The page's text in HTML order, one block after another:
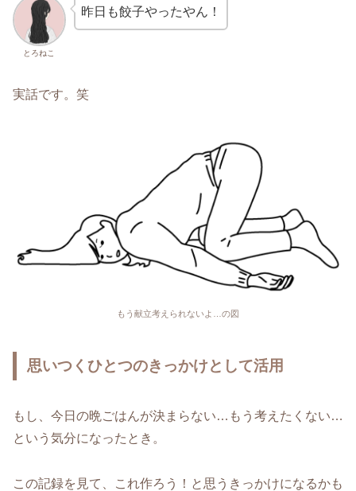
とろねこ
昨日も餃子やったやん！
実話です。笑
もう献立考えられないよ…の図
思いつくひとつのきっかけとして活用
もし、今日の晩ごはんが決まらない…もう考えたくない…
という気分になったとき。
この記録を見て、これ作ろう！と思うきっかけになるかも